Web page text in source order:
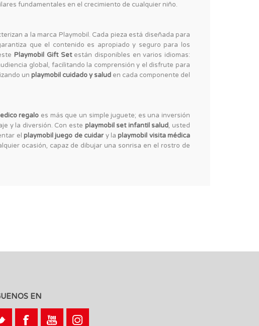
fundamentales en el crecimiento de cualquier niño.
a la marca Playmobil. Cada pieza está diseñada para
que el contenido es apropiado y seguro para los
Playmobil Gift Setestán disponibles en varios idiomas:
global, facilitando la comprensión y el disfrute para
un playmobil cuidado y salud en cada componente del
regalo es más que un simple juguete; es una inversión
y la diversión. Con este playmobil set infantil salud, usted
elplaymobil juego de cuidar y laplaymobil visita médica
ocasión, capaz de dibujar una sonrisa en el rostro de
EN